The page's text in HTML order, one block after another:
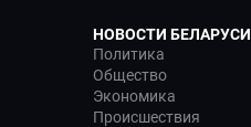
НОВОСТИ БЕЛАРУСИ
Политика
Общество
Экономика
Происшествия